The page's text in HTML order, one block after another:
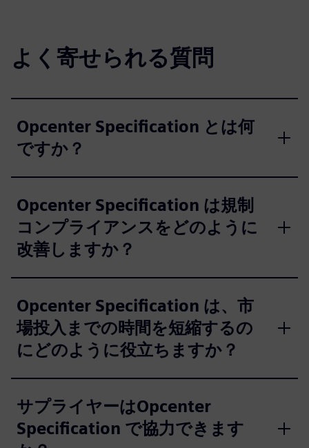
よく寄せられる質問
Opcenter Specification とは何
ですか？
Opcenter Specification は規制
コンプライアンスをどのように
改善しますか？
Opcenter Specification は、市
場投入までの時間を短縮するの
にどのように役立ちますか？
サプライヤーはOpcenter
Specification で協力できます